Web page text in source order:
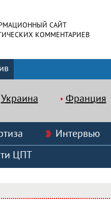
САЙТ
КОММЕНТАРИЕВ
Украина Франция
Интервью
ЦПТ